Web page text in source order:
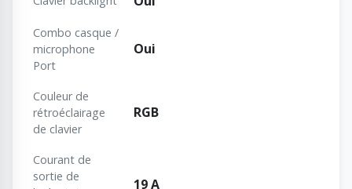
Combo casque /
microphone
Port
Oui
Couleur de
rétroéclairage
de clavier
RGB
Courant de
sortie de
19 A